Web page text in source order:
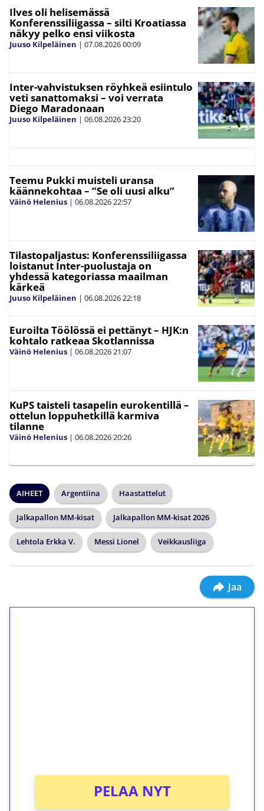
Ilves oli helisemässä
Konferenssiliigassa – silti Kroatiassa
näkyy pelko ensi viikosta
Juuso Kilpeläinen | 07.08.202600:09
Inter-vahvistuksen röyhkeä esiintulo
veti sanattomaksi – voi verrata
Diego Maradonaan
Juuso Kilpeläinen | 06.08.202623:20
Teemu Pukki muisteli uransa
käännekohtaa – ”Se oli uusi alku”
Väinö Helenius | 06.08.202622:57
Tilastopaljastus: Konferenssiliigassa
loistanut Inter-puolustaja on
yhdessä kategoriassa maailman
kärkeä
Juuso Kilpeläinen | 06.08.202622:18
Euroilta Töölössä ei pettänyt – HJK:n
kohtalo ratkeaa Skotlannissa
Väinö Helenius | 06.08.202621:07
KuPS taisteli tasapelin eurokentillä –
ottelun loppuhetkillä karmiva
tilanne
Väinö Helenius | 06.08.202620:26
AIHEET Argentiina Haastattelut
Jalkapallon MM-kisat Jalkapallon MM-kisat 2026
Lehtola Erkka V. Messi Lionel Veikkausliiga
Jaa
PELAA NYT